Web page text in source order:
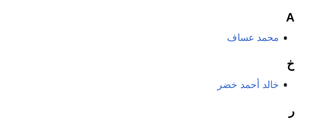
A
محمد عساف
خ
خالد أحمد خضر
ر